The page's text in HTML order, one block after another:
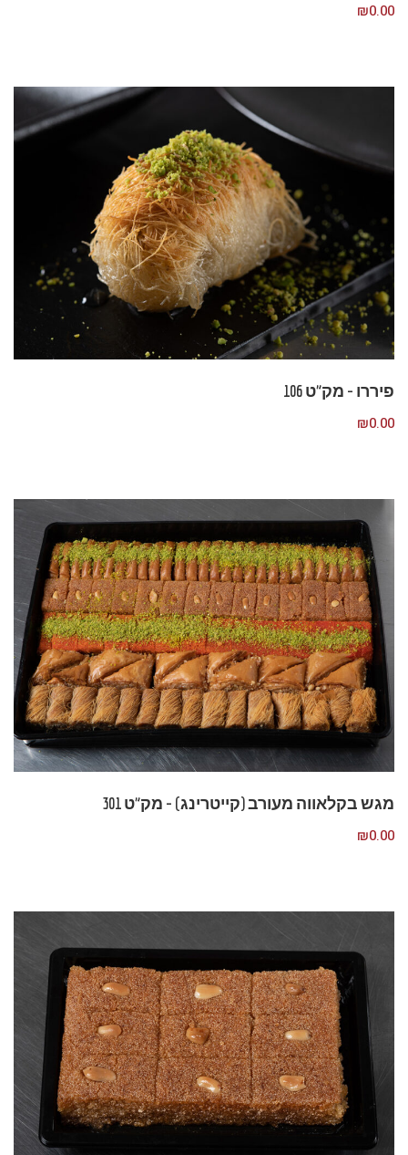
₪0.00
פיררו – מק”ט 106
₪0.00
מגש בקלאווה מעורב (קייטרינג) – מק”ט 301
₪0.00